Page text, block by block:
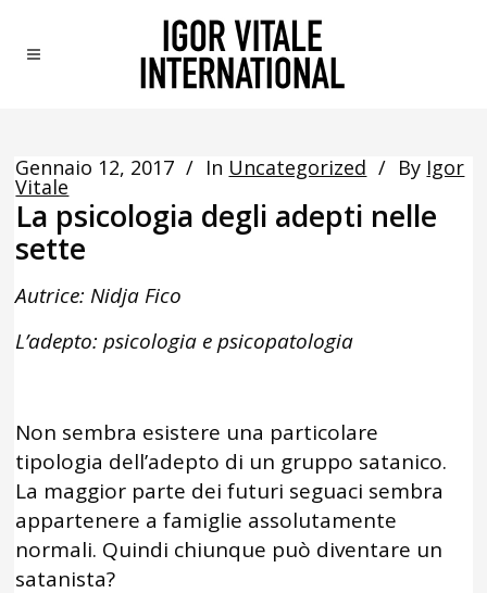
Gennaio 12, 2017 In Uncategorized By Igor
Vitale
La psicologia degli adepti nelle
sette
Autrice: Nidja Fico
L’adepto: psicologia e psicopatologia
Non sembra esistere una particolare
tipologia dell’adepto di un gruppo satanico.
La maggior parte dei futuri seguaci sembra
appartenere a famiglie assolutamente
normali. Quindi chiunque può diventare un
satanista?